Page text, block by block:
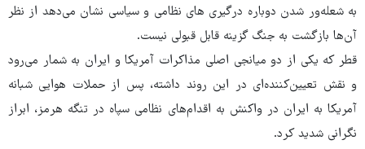
به شعله‌ور شدن دوباره درگیری های نظامی و سیاسی نشان می‌دهد از نظر
آن‌ها بازگشت به جنگ گزینه قابل قبولی نیست.
قطر که یکی از دو میانجی اصلی مذاکرات آمریکا و ایران به شمار می‌رود
و نقش تعیین‌کننده‌ای در این روند داشته، پس از حملات هوایی شبانه
آمریکا به ایران در واکنش به اقدام‌های نظامی سپاه در تنگه هرمز، ابراز
نگرانی شدید کرد.